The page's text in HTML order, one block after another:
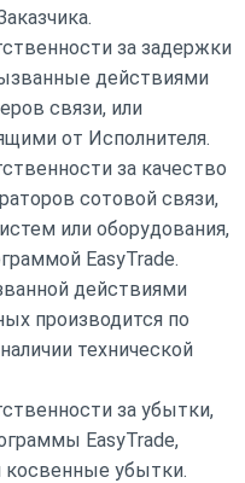
за задержки
действиями
связи, или
от Исполнителя.
за качество
сотовой связи,
или оборудования,
EasyTrade.
действиями
производится по
технической
за убытки,
EasyTrade,
убытки.